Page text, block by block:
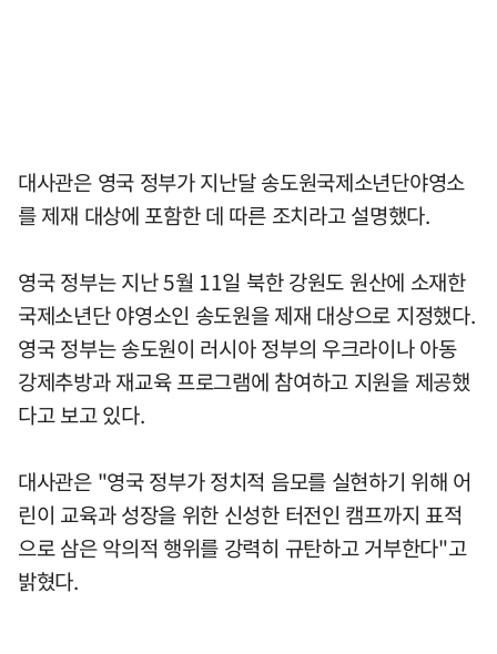
대사관은 영국 정부가 지난달 송도원국제소년단야영소
를 제재 대상에 포함한 데 따른 조치라고 설명했다.
영국 정부는 지난 5월 11일 북한 강원도 원산에 소재한
국제소년단 야영소인 송도원을 제재 대상으로 지정했다.
영국 정부는 송도원이 러시아 정부의 우크라이나 아동
강제추방과 재교육 프로그램에 참여하고 지원을 제공했
다고 보고 있다.
대사관은 "영국 정부가 정치적 음모를 실현하기 위해 어
린이 교육과 성장을 위한 신성한 터전인 캠프까지 표적
으로 삼은 악의적 행위를 강력히 규탄하고 거부한다"고
밝혔다.